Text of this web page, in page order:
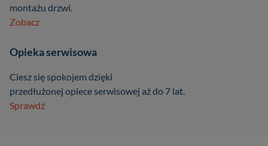
montażu drzwi.
Zobacz
Opieka serwisowa
Ciesz się spokojem dzięki
przedłużonej opiece serwisowej aż do 7 lat.
Sprawdź